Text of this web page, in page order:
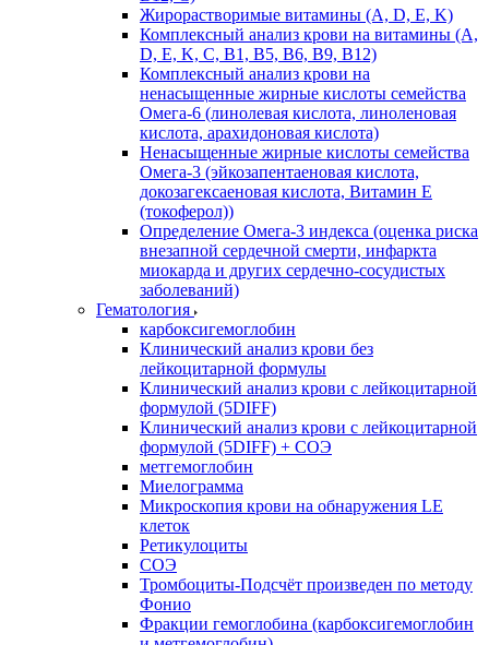
Жирорастворимые витамины (A, D, E, K)
Комплексный анализ крови на витамины (A,
D, E, K, C, B1, B5, B6, В9, B12)
Комплексный анализ крови на
ненасыщенные жирные кислоты семейства
Омега-6 (линолевая кислота, линоленовая
кислота, арахидоновая кислота)
Ненасыщенные жирные кислоты семейства
Омега-3 (эйкозапентаеновая кислота,
докозагексаеновая кислота, Витамин E
(токоферол))
Определение Омега-3 индекса (оценка риска
внезапной сердечной смерти, инфаркта
миокарда и других сердечно-сосудистых
заболеваний)
Гематология
карбоксигемоглобин
Клинический анализ крови без
лейкоцитарной формулы
Клинический анализ крови с лейкоцитарной
формулой (5DIFF)
Клинический анализ крови с лейкоцитарной
формулой (5DIFF) + СОЭ
метгемоглобин
Миелограмма
Микроскопия крови на обнаружения LE
клеток
Ретикулоциты
СОЭ
Тромбоциты-Подсчёт произведен по методу
Фонио
Фракции гемоглобина (карбоксигемоглобин